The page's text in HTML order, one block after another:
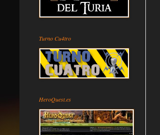
Turno Cu4tro
HeroQuest.es